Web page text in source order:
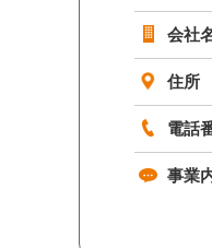
会社
住所
電話
事業